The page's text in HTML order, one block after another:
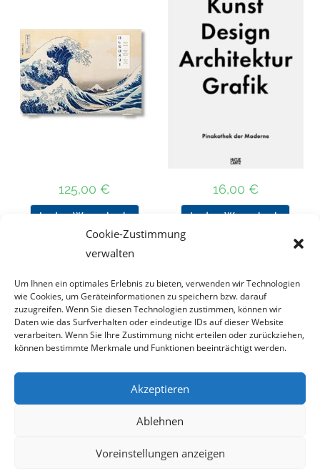
Cookie-Zustimmung
verwalten
Um Ihnen ein optimales Erlebnis zu bieten, verwenden wir Technologien
wie Cookies, um Geräteinformationen zu speichern bzw. darauf
zuzugreifen. Wenn Sie diesen Technologien zustimmen, können wir
Daten wie das Surfverhalten oder eindeutige IDs auf dieser Website
verarbeiten. Wenn Sie Ihre Zustimmung nicht erteilen oder zurückziehen,
können bestimmte Merkmale und Funktionen beeinträchtigt werden.
Akzeptieren
Ablehnen
Voreinstellungen anzeigen
125,00 €
In den Warenkorb
16,00 €
In den Warenkorb
Nach Preis filtern
Kategorie
auswählen
Datenschutz
Haftungsausschluss
Copyright 2023 - DT COLLECTION